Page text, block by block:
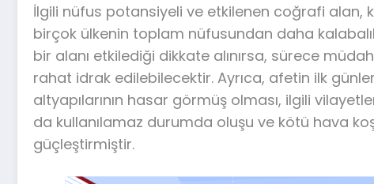
İlgili nüfus potansiyeli ve etkilenen coğrafi alan,
birçok ülkenin toplam nüfusundan daha
bir alanı etkilediği dikkate alınırsa, sürece
rahat idrak edilebilecektir. Ayrıca, afetin ilk
altyapılarının hasar görmüş olması, ilgili
da kullanılamaz durumda oluşu ve kötü hava
güçleştirmiştir.